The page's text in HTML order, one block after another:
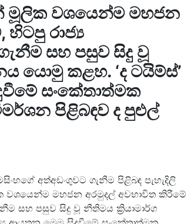
මූලික වශයෙන්ම මහජන
රාජ්‍ය
සහ පසුව සිදු වූ
යොමු කළහ. ‘ද ටයිම්ස්’
සංකේතාත්මක
පිළිබඳව ද පුළුල්
අත්අඩංගුවට ගැනීම පිළිබඳ පැහැදිලි
වශයෙන්ම මහජන අරමුදල් අවභාවිත කිරීමේ
සහ පසුව සිදු වූ නීතිමය ක්‍රියාමාර්ග